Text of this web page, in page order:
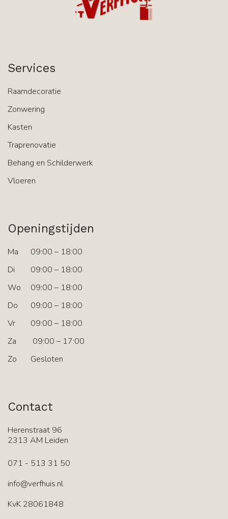
Services
Raamdecoratie
Zonwering
Kasten
Traprenovatie
Behang en Schilderwerk
Vloeren
Openingstijden
Ma
09:00 – 18:00
Di
09:00 – 18:00
Wo
09:00 – 18:00
Do
09:00 – 18:00
Vr
09:00 – 18:00
Za
09:00 – 17:00
Zo
Gesloten
Contact
Herenstraat 96
2313 AM Leiden
071 - 513 31 50
info@verfhuis.nl
KvK 28061848